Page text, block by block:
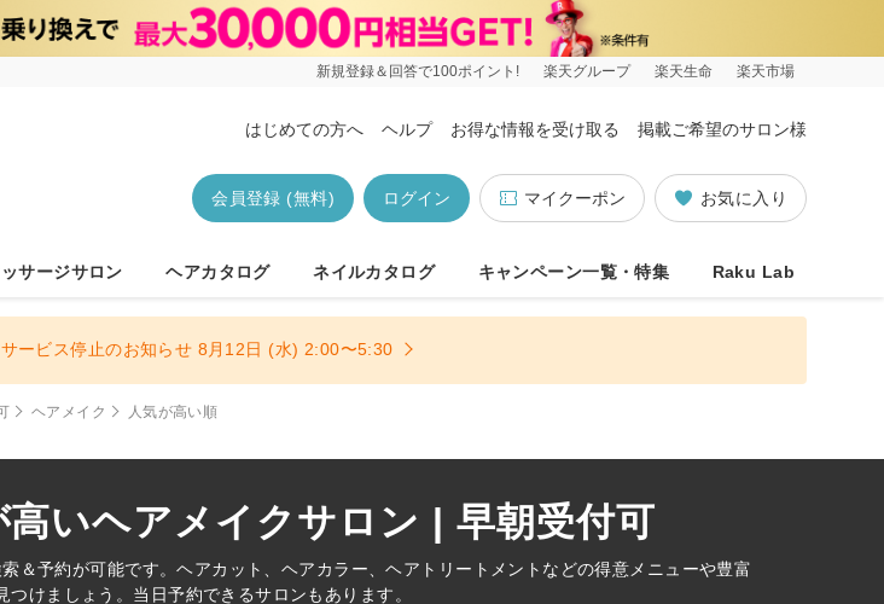
新規登録＆回答で100ポイント! 楽天グループ 楽天生命 楽天市場
はじめての方へ ヘルプ お得な情報を受け取る 掲載ご希望のサロン様
お気に入り
マイクーポン
ログイン
会員登録 (無料)
サージサロン ヘアカタログ ネイルカタログ キャンペーン一覧・特集 Raku Lab
ービス停止のお知らせ 8月12日 (水) 2:00〜5:30
ヘアメイク 人気が高い順
いヘアメイクサロン | 早朝受付可
＆予約が可能です。ヘアカット、ヘアカラー、ヘアトリートメントなどの得意メニューや豊富
けましょう。当日予約できるサロンもあります。